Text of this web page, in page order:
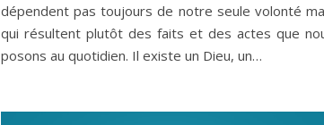
dépendent pas toujours de notre seule volonté
qui résultent plutôt des faits et des actes que
posons au quotidien. Il existe un Dieu, un…